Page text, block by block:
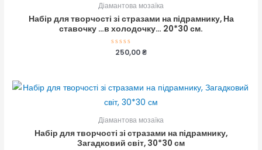
Діамантова мозаїка
Набір для творчості зі стразами на підрамнику, На
ставочку …в холодочку… 20*30 см.
Оцінено
250,00₴
Діамантова мозаїка
Набір для творчості зі стразами на підрамнику,
Загадковий світ, 30*30 см